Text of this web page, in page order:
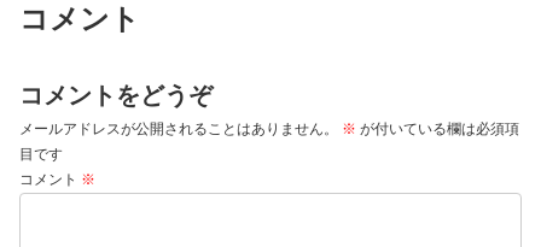
コメント
コメントをどうぞ
メールアドレスが公開されることはありません。 ※ が付いている欄は必須項
目です
コメント ※